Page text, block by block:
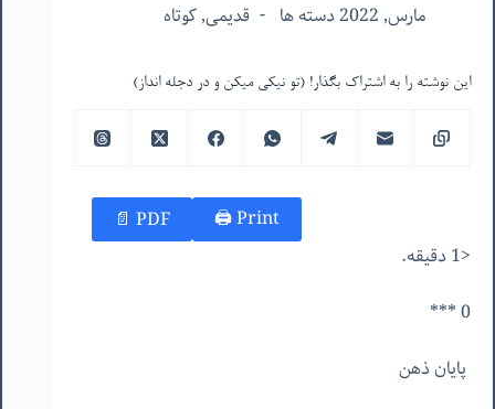
مارس, 2022 دسته ها قدیمی,کوتاه
این نوشته را به اشتراک بگذار! (تو نیکی میکن و در دجله انداز)
Print 🖨
PDF 📄
<1 دقیقه.
0 ***
پایان ذهن